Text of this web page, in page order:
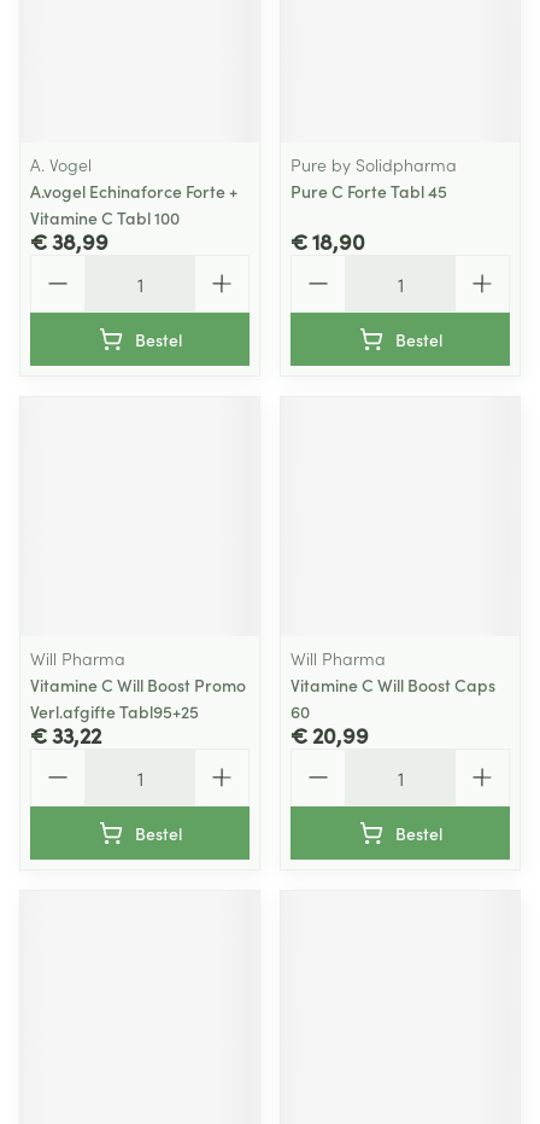
A. Vogel
A.vogel Echinaforce Forte +
Vitamine C Tabl 100
€ 38,99
Bestel
Pure by Solidpharma
Pure C Forte Tabl 45
€ 18,90
Bestel
Will Pharma
Vitamine C Will Boost Promo
Verl.afgifte Tabl95+25
€ 33,22
Bestel
Will Pharma
Vitamine C Will Boost Caps
60
€ 20,99
Bestel